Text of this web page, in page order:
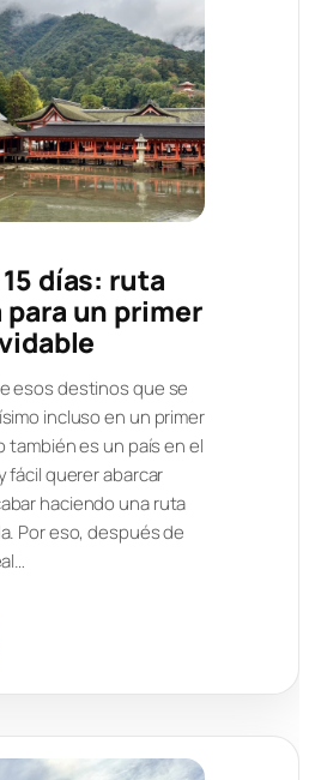
días: ruta
un primer
esos destinos que se
incluso en un primer
también es un país en el
fácil querer abarcar
haciendo una ruta
Por eso, después de